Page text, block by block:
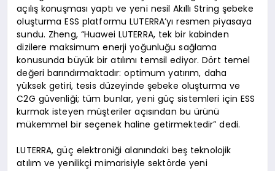
açılış konuşması yaptı ve yeni nesil Akıllı String şebeke
oluşturma ESS platformu LUTERRA’yı resmen piyasaya
sundu. Zheng, “Huawei LUTERRA, tek bir kabinden
dizilere maksimum enerji yoğunluğu sağlama
konusunda büyük bir atılımı temsil ediyor. Dört temel
değeri barındırmaktadır: optimum yatırım, daha
yüksek getiri, tesis düzeyinde şebeke oluşturma ve
C2G güvenliği; tüm bunlar, yeni güç sistemleri için ESS
kurmak isteyen müşteriler açısından bu ürünü
mükemmel bir seçenek haline getirmektedir” dedi.
LUTERRA, güç elektroniği alanındaki beş teknolojik
atılım ve yenilikçi mimarisiyle sektörde yeni